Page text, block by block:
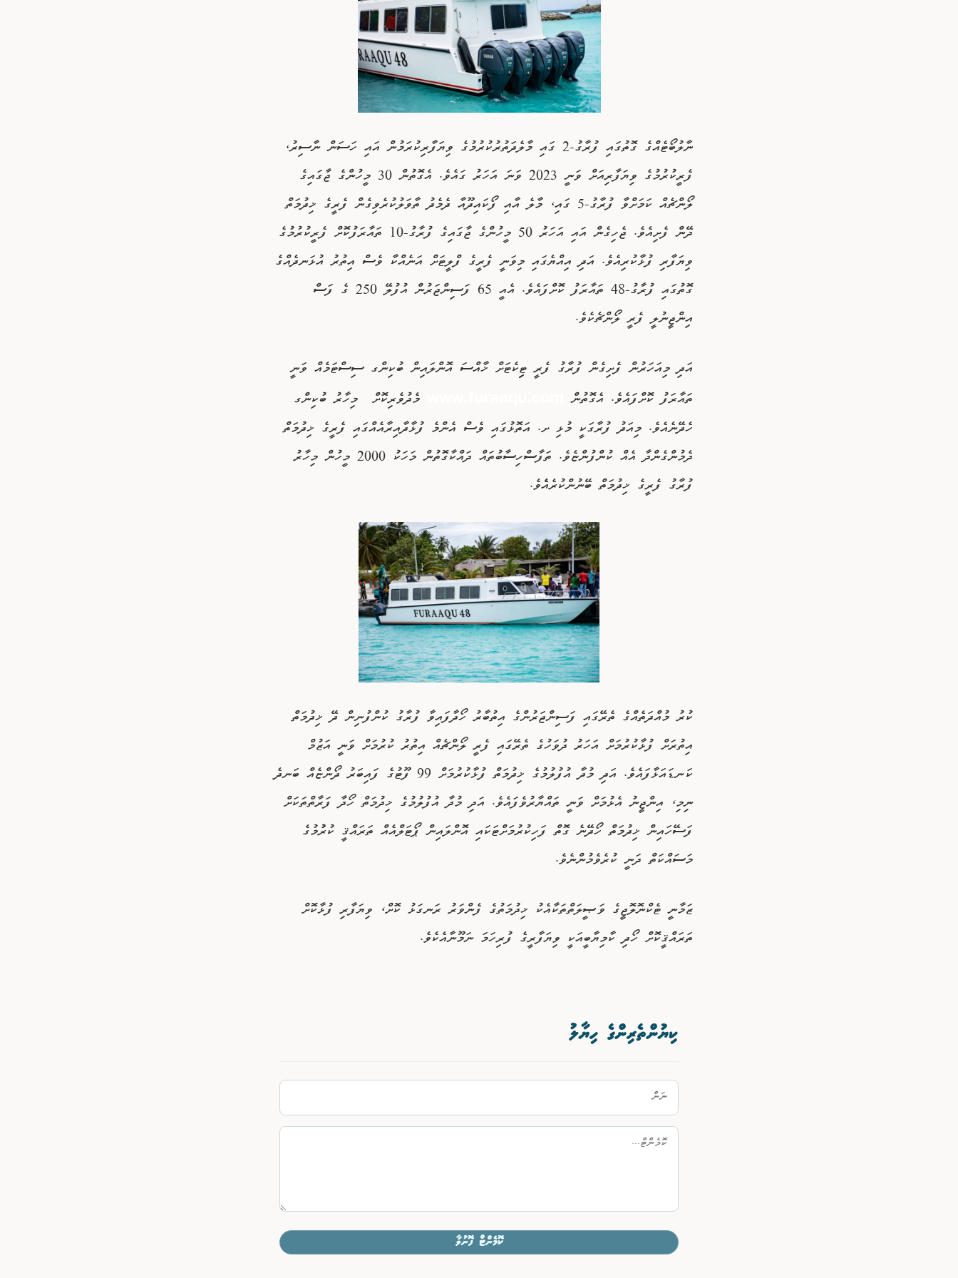
ނާލުބޯޓެއްގެ ގޮތުގައި ފުރާގު-2 ގައި މާލެދަތުރުކުރުމުގެ ވިޔަފާރިކުރަމުން އައި ހަސަން ނާސިރު،
ފެރީކުރުމުގެ ވިޔަފާރިއަށް ވަނީ 2023 ވަނަ އަހަރު ގައެވެ. އެގޮތުން 30 މީހުންގެ ޖާގައިގެ
ލޯންޗެއް ކަމަށްވާ ފުރާގު-5 ގައި، މާލެ އާއި ފޯކައިދޫއާ ދެމެދު ތާވަލުކުރެވިގެން ފެރީގެ ޚިދުމަތް
ދޭން ފެށިއެވެ. ޖެހިގެން އައި އަހަރު 50 މީހުންގެ ޖާގައިގެ ފުރާގު-10 ތައާރަފުކޮށް ފެރީކުރުމުގެ
ވިޔަފާރި ފުޅާކުރިއެވެ. އަދި އިއްޔެގައި މިވަނީ ފެރީގެ ފްލީޓަށް އަނެއްކާ ވެސް އިތުރު އުޅަނދެއްގެ
ގޮތުގައި ފުރާގު-48 ތައާރަފު ކޮށްފައެވެ. އެއީ 65 ފަސިންޖަރުން އުފުލޭ 250 ގެ ފަސް
އިންޖީނުލީ ފެރީ ލޯންޗެކެވެ.
އަދި މިއަހަރުން ފެށިގެން ފުރާގު ފެރީ ޓިިކެޓަށް ޚާއްސަ އޮންލައިން ބުކިންގ ސިސްޓަމެއް ވަނީ
ތައާރަފު ކޮށްފައެވެ. އެގޮތުން
މެދުވެރިކޮށް މިހާރު ބުކިންގ
ހެދޭނެއެވެ. މިއަދު ފުރާގަކީ މުޅި ށ. އަތޮޅުގައި ވެސް އެންމެ ފުޅާދާއިރާއެއްގައި ފެރީގެ ޚިދުމަތް
ދެމުންގެންދާ އެއް ކުންފުންޏެވެ. ތަފާސްހިސާބުތައް ދައްކާގޮތުން މަހަކު 2000 މީހުން މިހާރު
ފުރާގު ފެރީގެ ޚިދުމަތް ބޭނުންކުރެއެެވެ.
ކުރު މުއްދަތެއްގެ ތެރޭގައި ފަސިންޖަރުންގެ އިތުބާރު ހޯދާފައިވާ ފުރާގު ކުންފުނިން ދޭ ޚިދުމަތް
އިތުރަށް ފުޅާކުރުމަށް އަހަރު ދުވަހުގެ ތެރޭގައި ފެރީ ލޯންޗެއް އިތުރު ކުރުމަށް ވަނީ އަޒުމް
ކަނޑައަޅާފައެވެ. އަދި މުދާ އުފުލުމުގެ ޚިދުމަތް ފުޅާކުރުމަށް 99 ފޫޓުގެ ފައިބަރު ދޯންޏެއް ބަނދެ
ނިމި، އިންޖީނު އެޅުމަށް ވަނީ ތައްޔާރުވެފައެވެ. އަދި މުދާ އުފުލުމުގެ ޚިދުމަތް ހޯދާ ފަރާތްތަކަށް
ފަސޭހައިން ޚިދުމަތް ހޯދޭނެ ގޮތް ފަހިކުރުމަށްޓަކައި އޮންލައިން ޕޯޓަލްއެއް ތަރައްޤީ ކުރުުމުގެ
މަސައްކަތް ދަނީ ކުރެވެމުންނެވެ.
ޒަމާނީ ޓެކްނޮލޮޖީގެ ވަޞީލަތްތަކާއެކު ޚިދުމަތުގެ ފެންވަރު ރަނގަޅު ކޮށް، ވިޔަފާރި ފުޅާކޮށް
ތަރައްޤީކޮށް ހޯދި ކާމިޔާބީއަކީ ވިޔަފާރީގެ ފުރިހަމަ ނަމޫނާއެކެވެ.
ކިޔުންތެރިންގެ ހިޔާލު
ކޮމެންޓް ފޮނުވާ